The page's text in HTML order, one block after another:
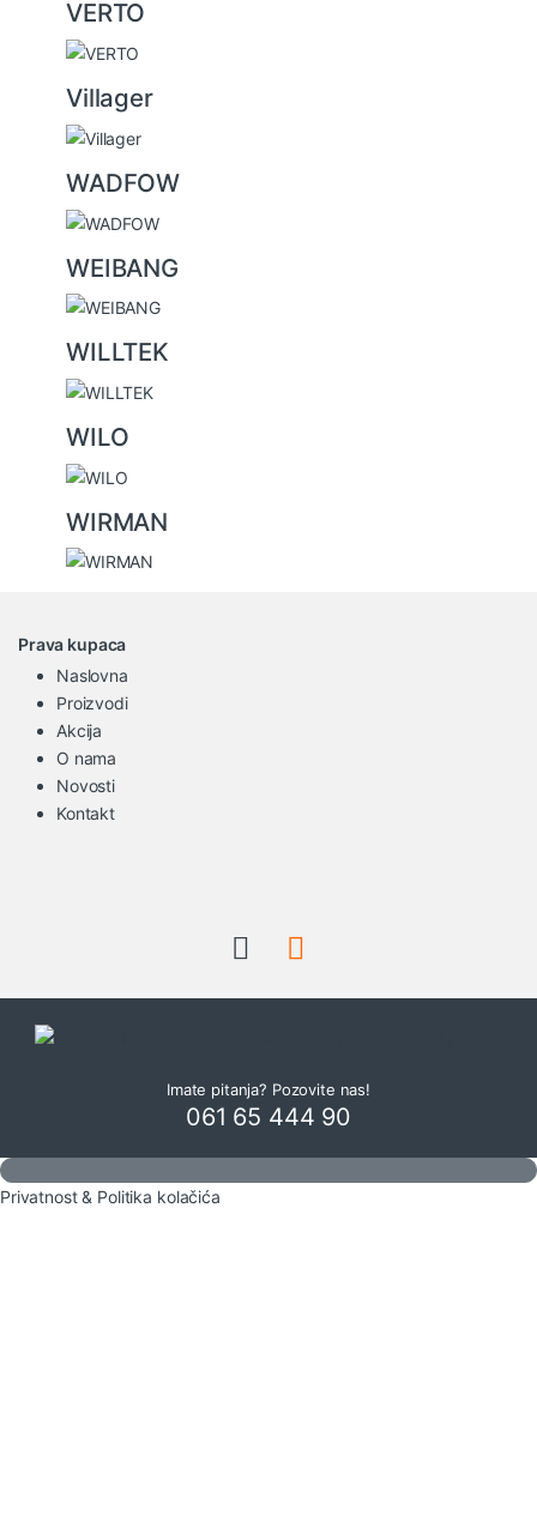
VERTO
Villager
WADFOW
WEIBANG
WILLTEK
WILO
WIRMAN
Prava kupaca
Naslovna
Proizvodi
Akcija
O nama
Novosti
Kontakt
Imate pitanja? Pozovite nas!
061 65 444 90
Privatnost & Politika kolačića